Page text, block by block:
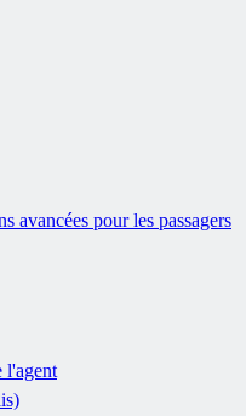
avancées pour les passagers
l'agent